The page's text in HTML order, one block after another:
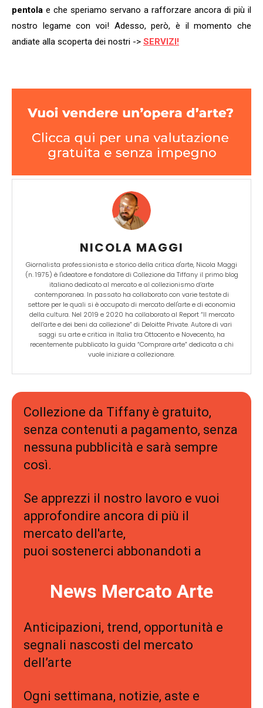
pentola e che speriamo servano a rafforzare ancora di più il
nostro legame con voi! Adesso, però, è il momento che
andiate alla scoperta dei nostri -> SERVIZI!
NICOLA MAGGI
Giornalista professionista e storico della critica d'arte, Nicola Maggi
(n. 1975) è l'ideatore e fondatore di Collezione da Tiffany il primo blog
italiano dedicato al mercato e al collezionismo d’arte
contemporanea. In passato ha collaborato con varie testate di
settore per le quali si è occupato di mercato dell'arte e di economia
della cultura. Nel 2019 e 2020 ha collaborato al Report “Il mercato
dell’arte e dei beni da collezione” di Deloitte Private. Autore di vari
saggi su arte e critica in Italia tra Ottocento e Novecento, ha
recentemente pubblicato la guida “Comprare arte” dedicata a chi
vuole iniziare a collezionare.
Collezione da Tiffany è gratuito,
senza contenuti a pagamento, senza
nessuna pubblicità e sarà sempre
così.
Se apprezzi il nostro lavoro e vuoi
approfondire ancora di più il
mercato dell'arte,
puoi sostenerci abbonandoti a
News Mercato Arte
Anticipazioni, trend, opportunità e
segnali nascosti del mercato
dell’arte
Ogni settimana, notizie, aste e